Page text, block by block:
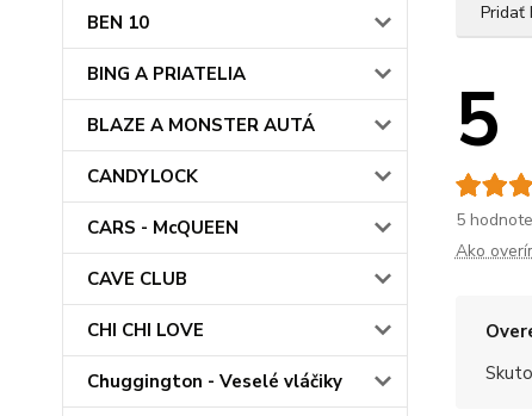
BEN 10
BING A PRIATELIA
BLAZE A MONSTER AUTÁ
CANDYLOCK
CARS - McQUEEN
CAVE CLUB
CHI CHI LOVE
Chuggington - Veselé vláčiky
Pridať
5
5
Ako